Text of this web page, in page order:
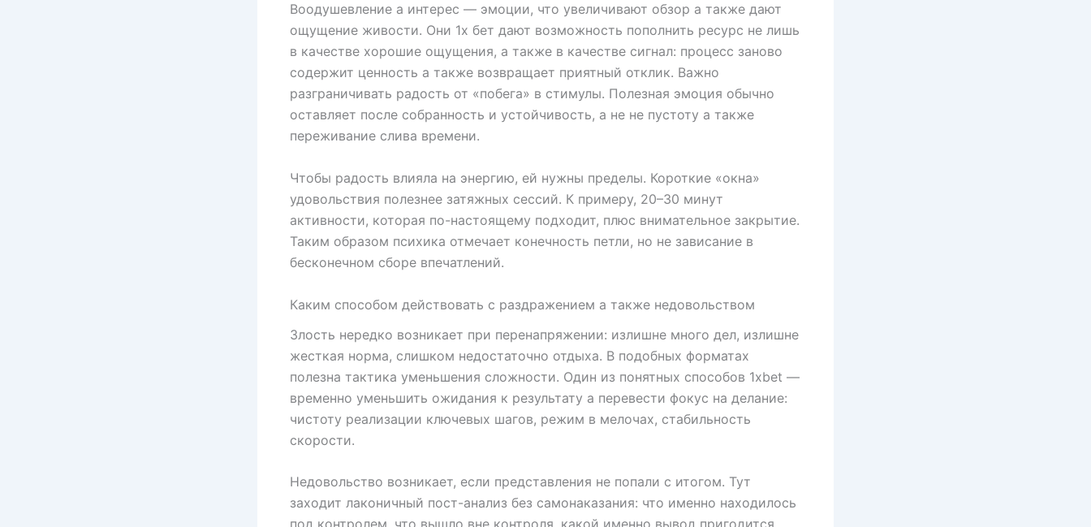
Воодушевление а интерес — эмоции, что увеличивают обзор а также дают
ощущение живости. Они 1х бет дают возможность пополнить ресурс не лишь
в качестве хорошие ощущения, а также в качестве сигнал: процесс заново
содержит ценность а также возвращает приятный отклик. Важно
разграничивать радость от «побега» в стимулы. Полезная эмоция обычно
оставляет после собранность и устойчивость, а не не пустоту а также
переживание слива времени.
Чтобы радость влияла на энергию, ей нужны пределы. Короткие «окна»
удовольствия полезнее затяжных сессий. К примеру, 20–30 минут
активности, которая по-настоящему подходит, плюс внимательное закрытие.
Таким образом психика отмечает конечность петли, но не зависание в
бесконечном сборе впечатлений.
Каким способом действовать с раздражением а также недовольством
Злость нередко возникает при перенапряжении: излишне много дел, излишне
жесткая норма, слишком недостаточно отдыха. В подобных форматах
полезна тактика уменьшения сложности. Один из понятных способов 1xbet —
временно уменьшить ожидания к результату а перевести фокус на делание:
чистоту реализации ключевых шагов, режим в мелочах, стабильность
скорости.
Недовольство возникает, если представления не попали с итогом. Тут
заходит лаконичный пост-анализ без самонаказания: что именно находилось